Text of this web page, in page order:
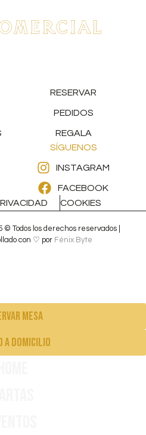
RESERVAR
PEDIDOS
REGALA
SÍGUENOS
INSTAGRAM
FACEBOOK
COOKIES
Todos los derechos reservados |
con ♡ por Fénix Byte
mesa
a domicilio